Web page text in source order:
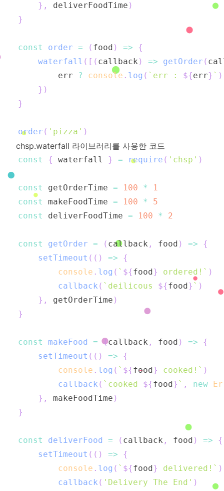
} , deliverFoodTime )
}
const order = ( food ) =>
{
waterfall ( [ ( callback ) => getOrder (
        err
? console . log ( ` err : ${err} ` )
} )
}
order ( 'pizza' )
chsp.waterfall 라이브러리를 사용한 코드
const { waterfall } = require ( 'chsp' )
const getOrderTime = 100 *
1
const
makeFoodTime = 100 *
5
const
deliverFoodTime = 100 * 2
const getOrder = ( callback , food ) =>
{
setTimeout ( ( ) =>
{
console . log ( ` ${food } ordered! ` )
callback ( ` deilicous ${food } ` )
} , getOrderTime )
}
const makeFood = (callback , food ) =>
{
setTimeout ( ( ) =>
{
console . log ( ` ${food } cooked! ` )
callback ( ` cooked ${food } ` , new
} , makeFoodTime )
}
const deliverFood = ( callback , food ) =>
{
setTimeout ( ( ) =>
{
console . log ( ` ${food } delivered! ` )
callback ( 'Delivery The End' )